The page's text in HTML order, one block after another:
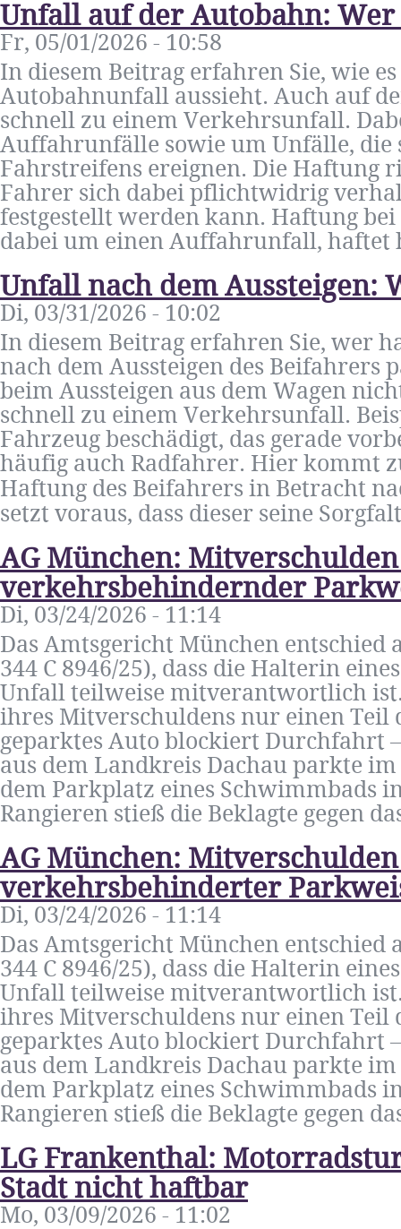
Unfall auf der Autobahn: Wer
Fr, 05/01/2026 - 10:58
In diesem Beitrag erfahren Sie, wie
Autobahnunfall aussieht. Auch auf
schnell zu einem Verkehrsunfall.
Auffahrunfälle sowie um Unfälle, die
Fahrstreifens ereignen. Die Haftung
Fahrer sich dabei pflichtwidrig
festgestellt werden kann. Haftung
dabei um einen Auffahrunfall, haftet
Unfall nach dem Aussteigen:
Di, 03/31/2026 - 10:02
In diesem Beitrag erfahren Sie, wer
nach dem Aussteigen des Beifahrers
beim Aussteigen aus dem Wagen
schnell zu einem Verkehrsunfall.
Fahrzeug beschädigt, das gerade
häufig auch Radfahrer. Hier kommt
Haftung des Beifahrers in Betracht
setzt voraus, dass dieser seine
AG München:
verkehrsbehindernder
Di, 03/24/2026 - 11:14
Das Amtsgericht München entschied
344 C 8946/25), dass die Halterin
Unfall teilweise mitverantwortlich
ihres Mitverschuldens nur einen Teil
geparktes Auto blockiert Durchfahrt
aus dem Landkreis Dachau parkte
dem Parkplatz eines Schwimmbads
Rangieren stieß die Beklagte gegen
AG München:
verkehrsbehinderter
Di, 03/24/2026 - 11:14
Das Amtsgericht München entschied
344 C 8946/25), dass die Halterin
Unfall teilweise mitverantwortlich
ihres Mitverschuldens nur einen Teil
geparktes Auto blockiert Durchfahrt
aus dem Landkreis Dachau parkte
dem Parkplatz eines Schwimmbads
Rangieren stieß die Beklagte gegen
LG Frankenthal:
Stadt nicht haftbar
Mo, 03/09/2026 - 11:02